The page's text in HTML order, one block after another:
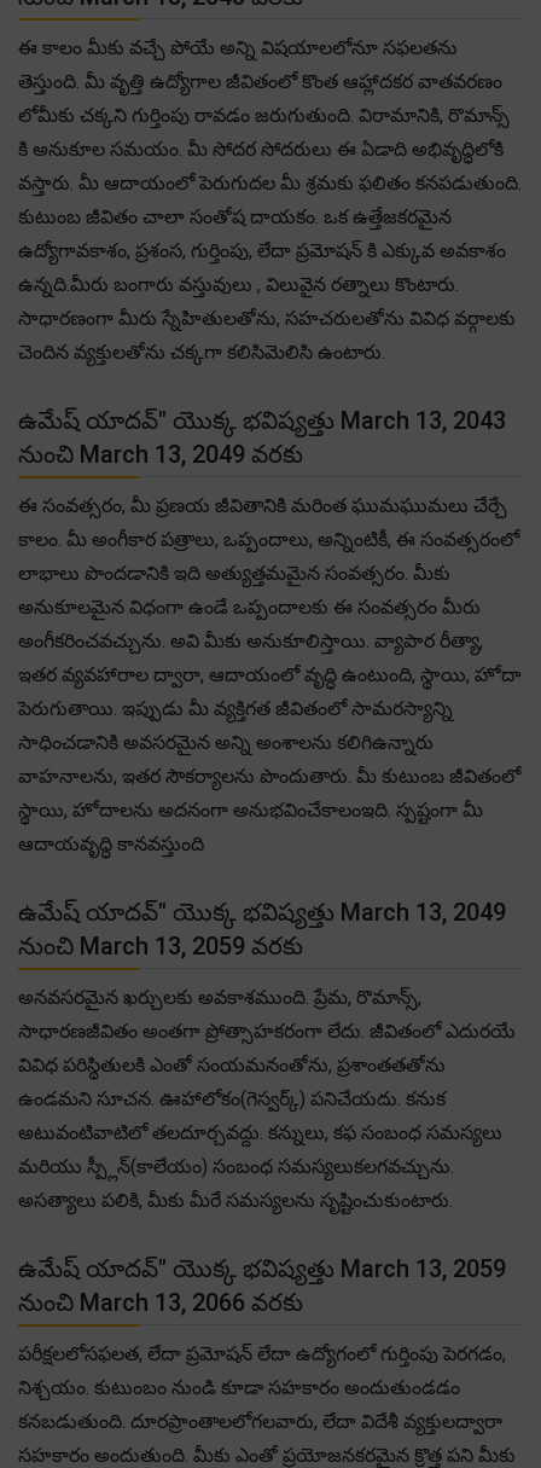
ఈ కాలం మీకు వచ్చే పోయే అన్ని విషయాలలోనూ సఫలతను
తెస్తుంది. మీ వృత్తి ఉద్యోగాల జీవితంలో కొంత ఆహ్లాదకర వాతవరణం
లోమీకు చక్కని గుర్తింపు రావడం జరుగుతుంది. విరామానికి, రొమాన్స్
కి అనుకూల సమయం. మీ సోదర సోదరులు ఈ ఏడాది అభివృద్ధిలోకి
వస్తారు. మీ ఆదాయంలో పెరుగుదల మీ శ్రమకు ఫలితం కనపడుతుంది.
కుటుంబ జీవితం చాలా సంతోష దాయకం. ఒక ఉత్తేజకరమైన
ఉద్యోగావకాశం, ప్రశంస, గుర్తింపు, లేదా ప్రమోషన్ కి ఎక్కువ అవకాశం
ఉన్నది.మీరు బంగారు వస్తువులు , విలువైన రత్నాలు కొంటారు.
సాధారణంగా మీరు స్నేహితులతోను, సహచరులతోను వివిధ వర్గాలకు
చెందిన వ్యక్తులతోను చక్కగా కలిసిమెలిసి ఉంటారు.
ఉమేష్ యాదవ్" యొక్క భవిష్యత్తు March 13, 2043
నుంచి March 13, 2049 వరకు
ఈ సంవత్సరం, మీ ప్రణయ జీవితానికి మరింత ఘుమఘుమలు చేర్చే
కాలం. మీ అంగీకార పత్రాలు, ఒప్పందాలు, అన్నింటికీ, ఈ సంవత్సరంలో
లాభాలు పొందడానికి ఇది అత్యుత్తమమైన సంవత్సరం. మీకు
అనుకూలమైన విధంగా ఉండే ఒప్పందాలకు ఈ సంవత్సరం మీరు
అంగీకరించవచ్చును. అవి మీకు అనుకూలిస్తాయి. వ్యాపార రీత్యా,
ఇతర వ్యవహారాల ద్వారా, ఆదాయంలో వృద్ధి ఉంటుంది, స్థాయి, హోదా
పెరుగుతాయి. ఇప్పుడు మీ వ్యక్తిగత జీవితంలో సామరస్యాన్ని
సాధించడానికి అవసరమైన అన్ని అంశాలను కలిగిఉన్నారు
వాహనాలను, ఇతర సౌకర్యాలను పొందుతారు. మీ కుటుంబ జీవితంలో
స్థాయి, హోదాలను అదనంగా అనుభవించేకాలంఇది. స్పష్టంగా మీ
ఆదాయవృద్ధి కానవస్తుంది
ఉమేష్ యాదవ్" యొక్క భవిష్యత్తు March 13, 2049
నుంచి March 13, 2059 వరకు
అనవసరమైన ఖర్చులకు అవకాశముంది. ప్రేమ, రొమాన్స్,
సాధారణజీవితం అంతగా ప్రోత్సాహకరంగా లేదు. జీవితంలో ఎదురయే
వివిధ పరిస్థితులకి ఎంతో సంయమనంతోను, ప్రశాంతతతోను
ఉండమని సూచన. ఊహాలోకం(గెస్వర్క్) పనిచేయదు. కనుక
అటువంటివాటిలో తలదూర్చవద్దు. కన్నులు, కఫ సంబంధ సమస్యలు
మరియు స్ప్లీన్(కాలేయం) సంబంధ సమస్యలుకలగవచ్చును.
అసత్యాలు పలికి, మీకు మీరే సమస్యలను సృష్టించుకుంటారు.
ఉమేష్ యాదవ్" యొక్క భవిష్యత్తు March 13, 2059
నుంచి March 13, 2066 వరకు
పరీక్షలలోసఫలత, లేదా ప్రమోషన్ లేదా ఉద్యోగంలో గుర్తింపు పెరగడం,
నిశ్చయం. కుటుంబం నుండి కూడా సహకారం అందుతుండడం
కనబడుతుంది. దూరప్రాంతాలలోగలవారు, లేదా విదేశీ వ్యక్తులద్వారా
సహకారం అందుతుంది. మీకు ఎంతో ప్రయోజనకరమైన క్రొత్త పని మీకు